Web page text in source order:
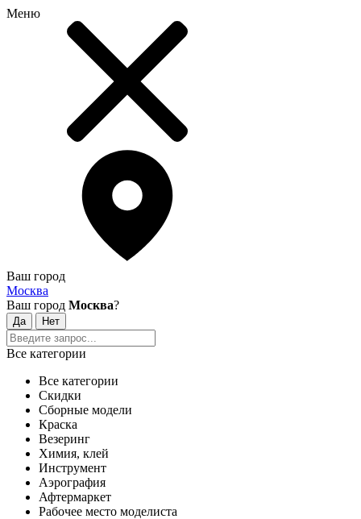
Меню
Ваш город
Москва
Ваш город Москва?
Все категории
Все категории
Скидки
Сборные модели
Краска
Везеринг
Химия, клей
Инструмент
Аэрография
Афтермаркет
Рабочее место моделиста